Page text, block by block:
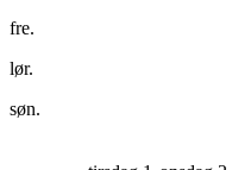
fre.
lør.
søn.